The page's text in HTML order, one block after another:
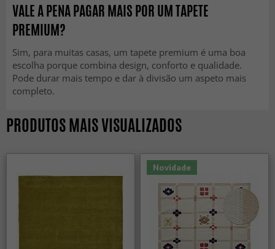
VALE A PENA PAGAR MAIS POR UM TAPETE
PREMIUM?
Sim, para muitas casas, um tapete premium é uma boa
escolha porque combina design, conforto e qualidade.
Pode durar mais tempo e dar à divisão um aspeto mais
completo.
PRODUTOS MAIS VISUALIZADOS
Novidade